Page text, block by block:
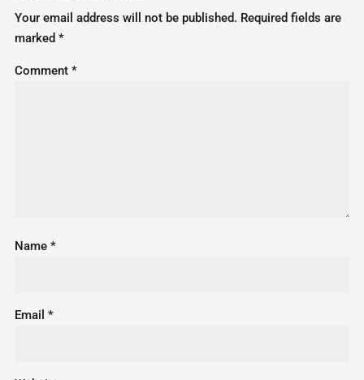
Your email address will not be published. Required fields are
marked *
Comment *
Name *
Email *